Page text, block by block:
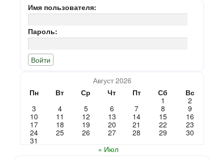
Имя пользователя:
Пароль:
Август 2026
Пн
Вт Ср Чт Пт Сб
Вс
1
2
3
4 5 6 7 8
9
10
11 12 13 14 15
16
17
18 19 20 21 22
23
24
25 26 27 28 29
30
31
« Июл